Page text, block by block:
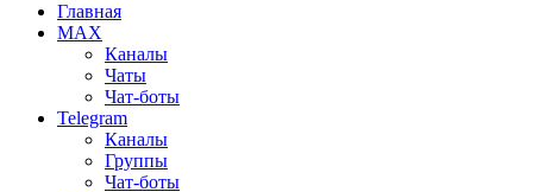
Главная
MAX
Каналы
Чаты
Чат-боты
Telegram
Каналы
Группы
Чат-боты